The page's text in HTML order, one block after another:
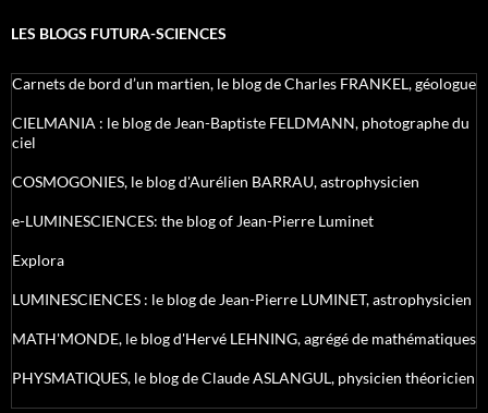
LES BLOGS FUTURA-SCIENCES
Carnets de bord d’un martien, le blog de Charles FRANKEL, géologue
CIELMANIA : le blog de Jean-Baptiste FELDMANN, photographe du
ciel
COSMOGONIES, le blog d'Aurélien BARRAU, astrophysicien
e-LUMINESCIENCES: the blog of Jean-Pierre Luminet
Explora
LUMINESCIENCES : le blog de Jean-Pierre LUMINET, astrophysicien
MATH'MONDE, le blog d'Hervé LEHNING, agrégé de mathématiques
PHYSMATIQUES, le blog de Claude ASLANGUL, physicien théoricien